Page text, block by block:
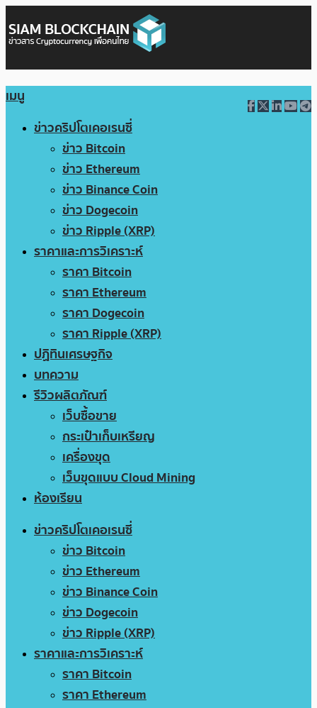
เมนู
ข่าวคริปโตเคอเรนซี่
ข่าว Bitcoin
ข่าว Ethereum
ข่าว Binance Coin
ข่าว Dogecoin
ข่าว Ripple (XRP)
ราคาและการวิเคราะห์
ราคา Bitcoin
ราคา Ethereum
ราคา Dogecoin
ราคา Ripple (XRP)
ปฏิทินเศรษฐกิจ
บทความ
รีวิวผลิตภัณฑ์
เว็บซื้อขาย
กระเป๋าเก็บเหรียญ
เครื่องขุด
เว็บขุดแบบ Cloud Mining
ห้องเรียน
ข่าวคริปโตเคอเรนซี่
ข่าว Bitcoin
ข่าว Ethereum
ข่าว Binance Coin
ข่าว Dogecoin
ข่าว Ripple (XRP)
ราคาและการวิเคราะห์
ราคา Bitcoin
ราคา Ethereum